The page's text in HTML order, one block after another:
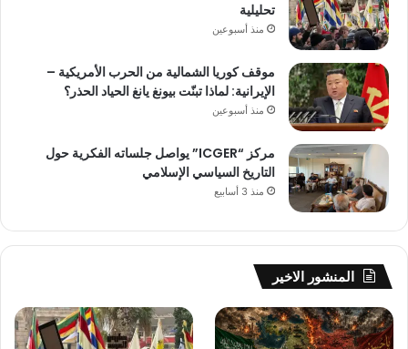
تحليلية
منذ أسبوعين
موقف كوريا الشمالية من الحرب الأمريكية –
الإيرانية: لماذا تبنّت بيونغ يانغ الحياد الحذر؟
منذ أسبوعين
مركز “ICGER” يواصل جلساته الفكرية حول
التاريخ السياسي الإسلامي
منذ 3 أسابيع
المنشور الاخير